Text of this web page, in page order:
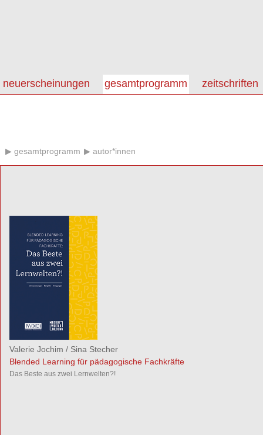
neuerscheinungen gesamtprogramm zeitschriften
gesamtprogramm autor*innen
Valerie Jochim / Sina Stecher
Blended Learning für pädagogische Fachkräfte
Das Beste aus zwei Lernwelten?!